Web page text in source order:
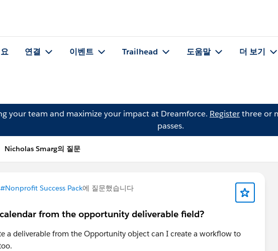
연결 이벤트 Trailhead 도움말 더 보기
your team and maximize your impact at Dreamforce. Registerthree or
passes.
Nicholas Smarg의 질문
#Nonprofit Success Pack에 질문했습니다
from the opportunity deliverable field?
a deliverable from the Opportunity object can I create a workflow to